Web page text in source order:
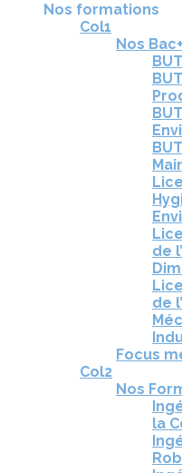
Nos formations
Col1
Nos
de
de
Focus
Col2
Nos
la